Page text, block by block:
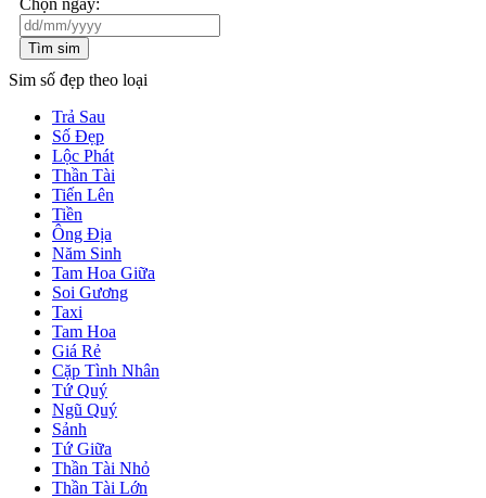
Tìm sim
Sim số đẹp theo loại
Trả Sau
Số Đẹp
Lộc Phát
Thần Tài
Tiến Lên
Tiền
Ông Địa
Năm Sinh
Tam Hoa Giữa
Soi Gương
Taxi
Tam Hoa
Giá Rẻ
Cặp Tình Nhân
Tứ Quý
Ngũ Quý
Sảnh
Tứ Giữa
Thần Tài Nhỏ
Thần Tài Lớn